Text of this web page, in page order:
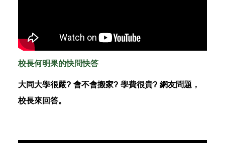
校長何明果的快問快答
大同大學很嚴? 會不會搬家? 學費很貴? 網友問題，
校長來回答。